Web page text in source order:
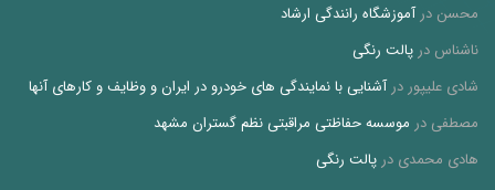
محسن درآموزشگاه رانندگی ارشاد
ناشناس در پالت رنگی
شادی علیپور درآشنایی با نمایندگی های خودرو در ایران و وظایف و کارهای آنها
مصطفی در موسسه حفاظتی مراقبتی نظم گستران مشهد
هادی محمدی در پالت رنگی